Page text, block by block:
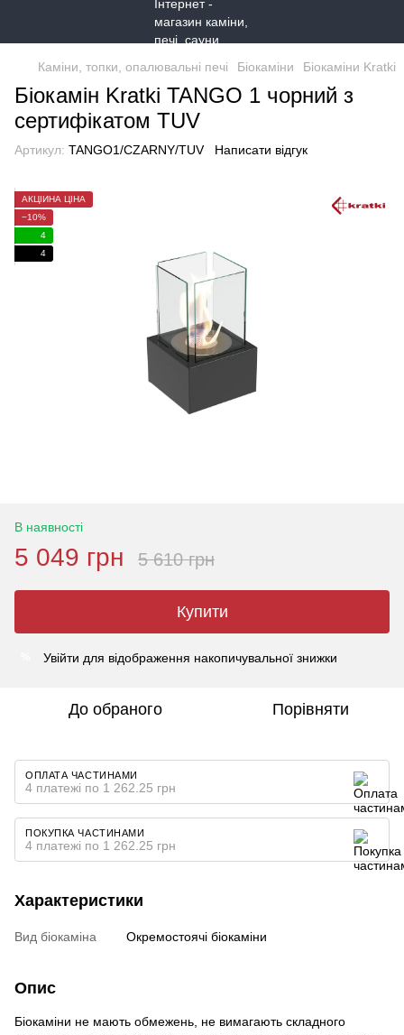
Каміни, топки, опалювальні печі Біокаміни Біокаміни Kratki
Біокамін Kratki TANGO 1 чорний з
сертифікатом TUV
Артикул: TANGO1/CZARNY/TUV Написати відгук
АКЦІЙНА ЦІНА
−10%
4
4
В наявності
5 049 грн 5 610 грн
Купити
Увійти для відображення накопичувальної знижки
До обраного Порівняти
ОПЛАТА ЧАСТИНАМИ
4 платежі по 1 262.25 грн
ПОКУПКА ЧАСТИНАМИ
4 платежі по 1 262.25 грн
Характеристики
Вид біокаміна Окремостоячі біокаміни
Опис
Біокаміни не мають обмежень, не вимагають складного